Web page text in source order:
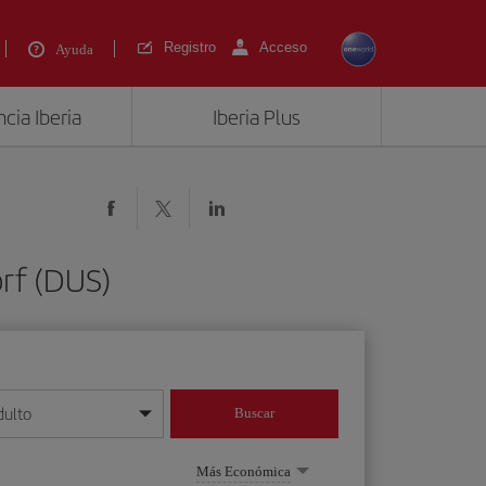
Ayuda Registro Acceso
Iberia Iberia Plus
(DUS)
mes/año
Buscar
Más Económica